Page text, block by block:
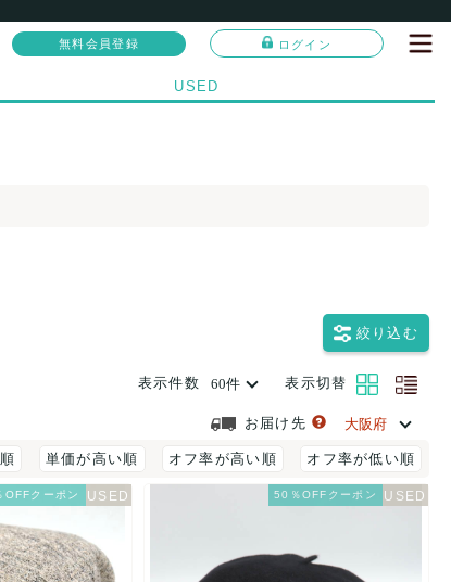
無料会員登録 ログイン
USED
絞り込む
表示件数 表示切替
お届け先
単価が高い順 オフ率が高い順 オフ率が低い順
OFFクーポン 50％OFFクーポン